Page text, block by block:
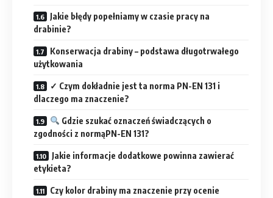
Jakie błędy popełniamy w czasie pracy na
drabinie?
Konserwacja drabiny – podstawa długotrwałego
użytkowania
✓ Czym dokładnie jest ta norma PN-EN 131 i
dlaczego ma znaczenie?
Gdzie szukać oznaczeń świadczących o
zgodności z normąPN-EN 131?
Jakie informacje dodatkowe powinna zawierać
etykieta?
Czy kolor drabiny ma znaczenie przy ocenie